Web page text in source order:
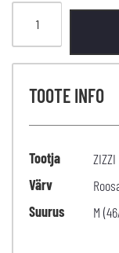
TOOTE INFO
Tootja
ZIZZI
Värv
Suurus
M